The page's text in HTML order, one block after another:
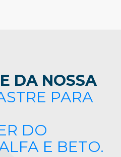
DA NOSSA
PARA
DO
E BETO.